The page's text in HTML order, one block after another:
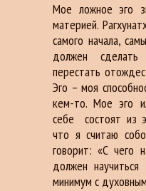
Мое ложное эго
материей.
самого начала,
должен сделать
перестать
Эго – моя
кем-то. Мое эго
себе состоят из
что я считаю
говорит: «С чего
должен
минимум с